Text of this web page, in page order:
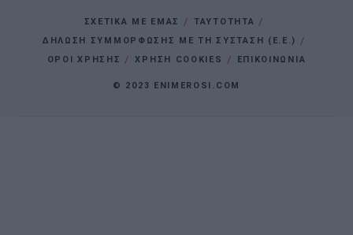
ΣΧΕΤΙΚΑ ΜΕ ΕΜΑΣ
ΤΑΥΤΟΤΗΤΑ
ΔΗΛΩΣΗ ΣΥΜΜΟΡΦΩΣΗΣ ΜΕ ΤΗ ΣΥΣΤΑΣΗ (Ε.Ε.)
ΌΡΟΙ ΧΡΗΣΗΣ
ΧΡΗΣΗ COOKIES ΕΠΙΚΟΙΝΩΝΙΑ
© 2023 ENIMEROSI.COM